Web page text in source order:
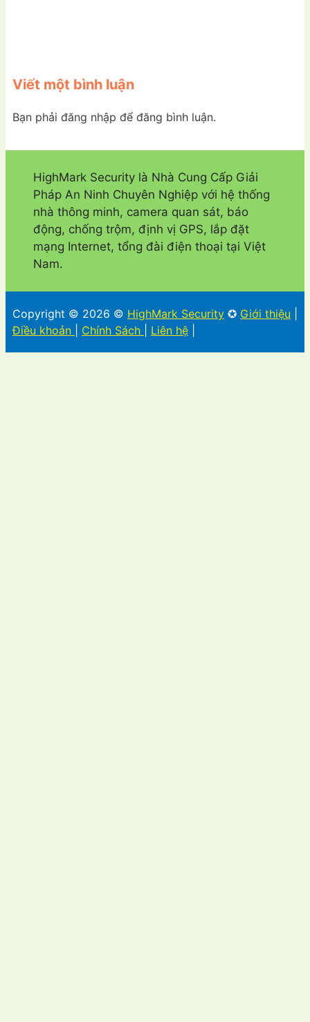
Viết một bình luận
Bạn phải đăng nhập để đăng bình luận.
HighMark Security là Nhà Cung Cấp Giải
Pháp An Ninh Chuyên Nghiệp với hệ thống
nhà thông minh, camera quan sát, báo
động, chống trộm, định vị GPS, lắp đặt
mạng Internet, tổng đài điện thoại tại Việt
Nam.
Copyright © 2026 © HighMark Security ✪ Giới thiệu
Điều khoản
Chính Sách Liên hệ